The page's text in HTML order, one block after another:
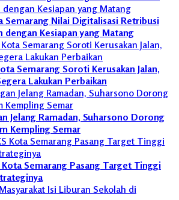
Semarang Nilai Digitalisasi Retribusi
dengan Kesiapan yang Matang
Semarang Soroti Kerusakan Jalan,
Lakukan Perbaikan
Jelang Ramadan, Suharsono Dorong
Kempling Semar
Semarang Pasang Target Tinggi